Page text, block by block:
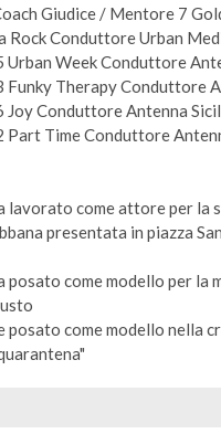
Giudice / Mentore 7
Rock Conduttore Urban
Week Conduttore
Therapy Conduttore
Joy Conduttore Antenna
Part Time Conduttore
lavorato come attore per la
presentata in piazza
posato come modello per
posato come modello nella
per rendere il sito più facile
e la sicurezza del sito
questi cookie:
del pubblico